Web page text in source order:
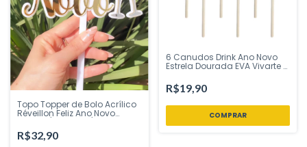
Topo Topper de Bolo Acrílico
Réveillon Feliz Ano Novo
Vivarte - Inspire sua Festa
Loja
R$32,90
6 Canudos Drink Ano Novo
Estrela Dourada EVA Vivarte -
R$19,90